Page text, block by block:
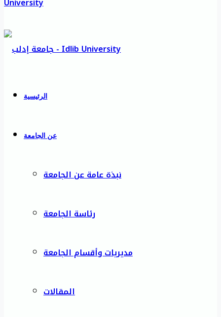
الرئيسية
عن الجامعة
نبذة عامة عن الجامعة
رئاسة الجامعة
مديريات وأقسام الجامعة
المقالات